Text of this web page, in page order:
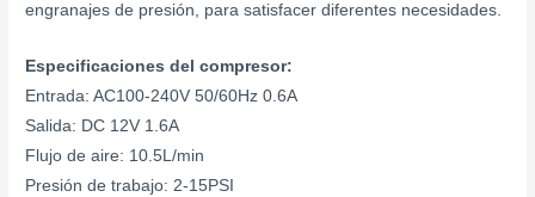
engranajes de presión, para satisfacer diferentes necesidades.
Especificaciones del compresor:
Entrada: AC100-240V 50/60Hz 0.6A
Salida: DC 12V 1.6A
Flujo de aire: 10.5L/min
Presión de trabajo: 2-15PSI